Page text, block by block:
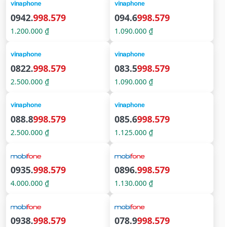
0942.998.579
1.200.000 ₫
094.6998.579
1.090.000 ₫
0822.998.579
2.500.000 ₫
083.5998.579
1.090.000 ₫
088.8998.579
2.500.000 ₫
085.6998.579
1.125.000 ₫
0935.998.579
4.000.000 ₫
0896.998.579
1.130.000 ₫
0938.998.579 078.9998.579